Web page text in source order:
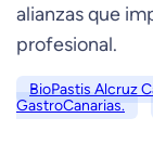
alianzas que
profesional.
BioPastis Alcruz
GastroCanarias.